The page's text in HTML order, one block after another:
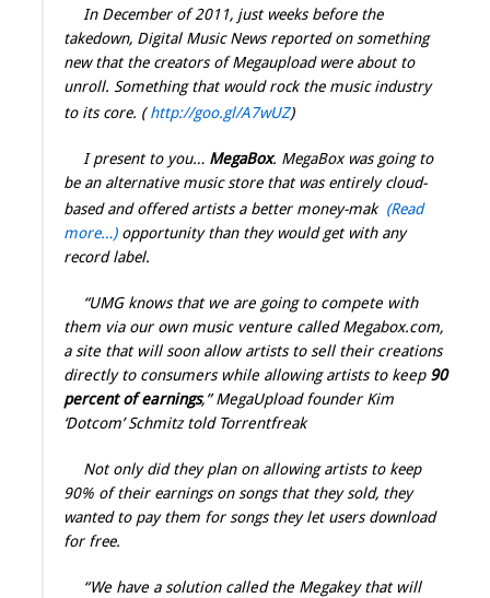
In December of 2011, just weeks before the
takedown, Digital Music News reported on something
new that the creators of Megaupload were about to
unroll. Something that would rock the music industry
to its core. ( http://goo.gl/A7wUZ)
I present to you… MegaBox. MegaBox was going to
be an alternative music store that was entirely cloud-
based and offered artists a better money-mak (Read
more…)opportunity than they would get with any
record label.
“UMG knows that we are going to compete with
them via our own music venture called Megabox.com,
a site that will soon allow artists to sell their creations
directly to consumers while allowing artists to keep 90
percent of earnings,” MegaUpload founder Kim
‘Dotcom’ Schmitz told Torrentfreak
Not only did they plan on allowing artists to keep
90% of their earnings on songs that they sold, they
wanted to pay them for songs they let users download
for free.
“We have a solution called the Megakey that will